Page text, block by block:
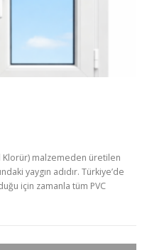
Klorür) malzemeden üretilen
yaygın adıdır. Türkiye’de
için zamanla tüm PVC